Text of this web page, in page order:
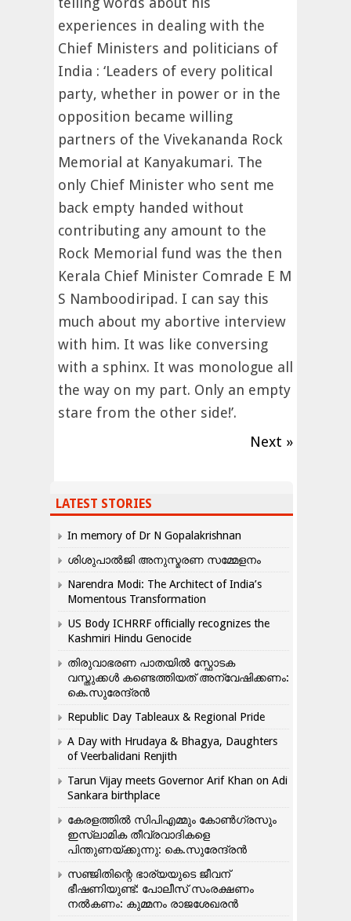
experiences in dealing with the
Chief Ministers and politicians of
India : ‘Leaders of every political
party, whether in power or in the
opposition became willing
partners of the Vivekananda Rock
Memorial at Kanyakumari. The
only Chief Minister who sent me
back empty handed without
contributing any amount to the
Rock Memorial fund was the then
Kerala Chief Minister Comrade E M
S Namboodiripad. I can say this
much about my abortive interview
with him. It was like conversing
with a sphinx. It was monologue all
the way on my part. Only an empty
stare from the other side!’.
Next »
LATEST STORIES
In memory of Dr N Gopalakrishnan
ശിശുപാൽജി അനുസ്മരണ സമ്മേളനം
Narendra Modi: The Architect of India’s
Momentous Transformation
US Body ICHRRF officially recognizes the
Kashmiri Hindu Genocide
തിരുവാഭരണ പാതയിൽ സ്ഫോടക
വസ്തുക്കൾ കണ്ടെത്തിയത് അന്വേഷിക്കണം:
കെ.സുരേന്ദ്രൻ
Republic Day Tableaux & Regional Pride
A Day with Hrudaya & Bhagya, Daughters
of Veerbalidani Renjith
Tarun Vijay meets Governor Arif Khan on Adi
Sankara birthplace
കേരളത്തിൽ സിപിഎമ്മും കോൺ​ഗ്രസും
ഇസ്ലാമിക തീവ്രവാദികളെ
പിന്തുണയ്ക്കുന്നു: കെ.സുരേന്ദ്രൻ
സഞ്ജിതിന്റെ ഭാര്യയുടെ ജീവന്
ഭീഷണിയുണ്ട്: പോലീസ് സംരക്ഷണം
നൽകണം: കുമ്മനം രാജശേഖരൻ